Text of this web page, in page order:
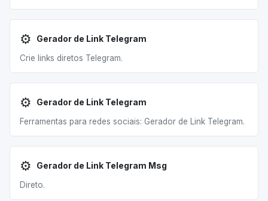
⚙️ Gerador de Link Telegram
Crie links diretos Telegram.
⚙️ Gerador de Link Telegram
Ferramentas para redes sociais: Gerador de Link Telegram.
⚙️ Gerador de Link Telegram Msg
Direto.